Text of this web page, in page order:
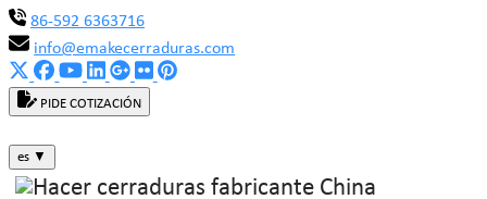
86-592 6363716
info@emakecerraduras.com
PIDE COTIZACIÓN
es ▼